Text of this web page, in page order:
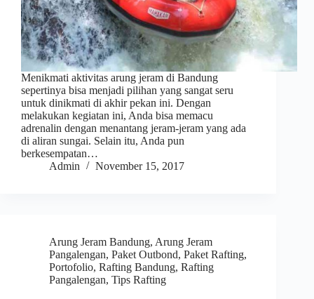
Menikmati aktivitas arung jeram di Bandung
sepertinya bisa menjadi pilihan yang sangat seru
untuk dinikmati di akhir pekan ini. Dengan
melakukan kegiatan ini, Anda bisa memacu
adrenalin dengan menantang jeram-jeram yang ada
di aliran sungai. Selain itu, Anda pun
berkesempatan…
Admin
November 15, 2017
Arung Jeram Bandung, Arung Jeram
Pangalengan, Paket Outbond, Paket Rafting,
Portofolio, Rafting Bandung, Rafting
Pangalengan, Tips Rafting